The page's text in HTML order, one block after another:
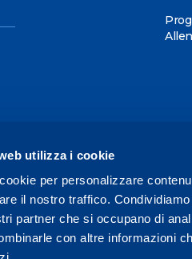
utilizza i cookie
per personalizzare
il nostro traffico.
partner che si occupano di
con altre informazioni